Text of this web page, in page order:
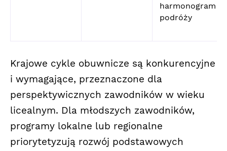
harmonogram
podróży
Krajowe cykle obuwnicze są konkurencyjne
i wymagające, przeznaczone dla
perspektywicznych zawodników w wieku
licealnym. Dla młodszych zawodników,
programy lokalne lub regionalne
priorytetyzują rozwój podstawowych